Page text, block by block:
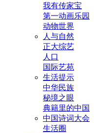
我有传家宝
第一动画乐园
动物世界
人与自然
正大综艺
人口
国际艺苑
生活提示
中华民族
秘境之眼
典籍里的中国
中国诗词大会
生活圈